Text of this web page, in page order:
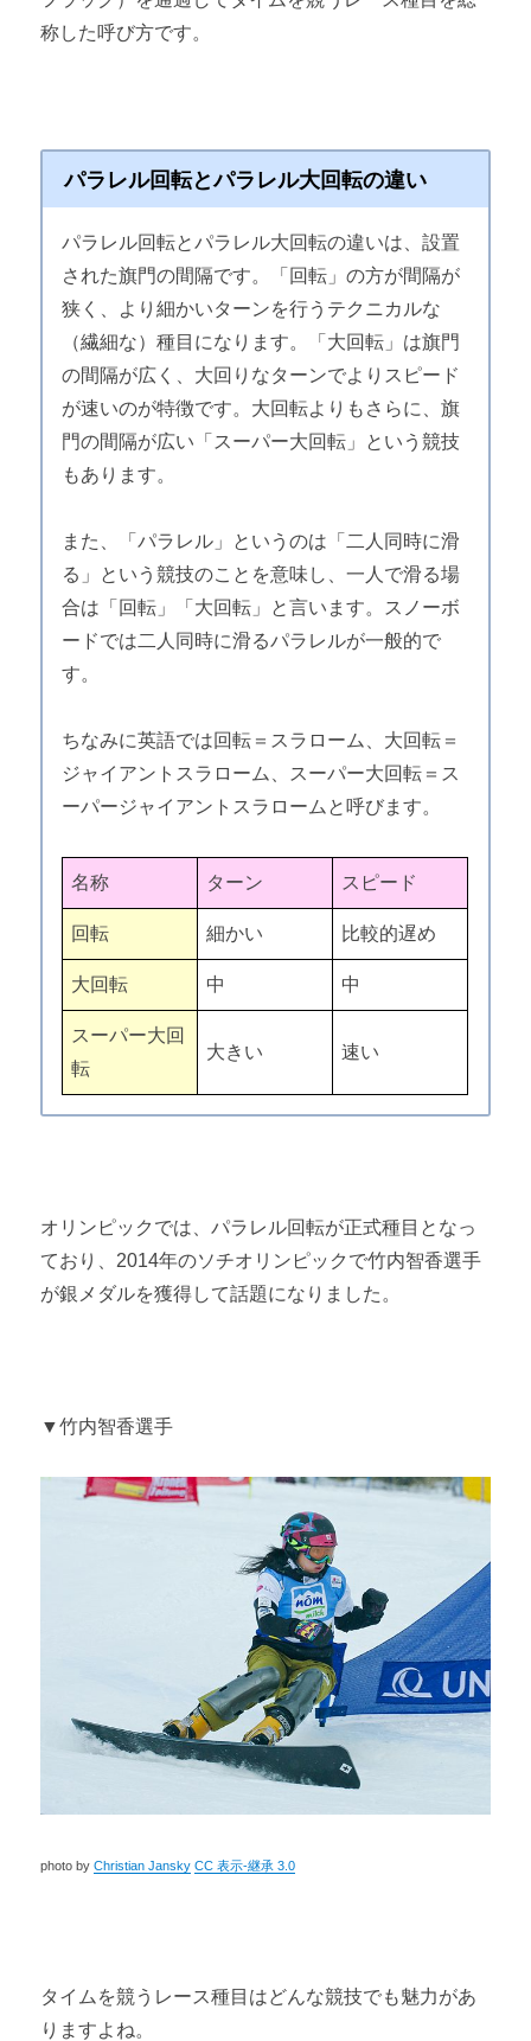
称した呼び方です。
パラレル回転とパラレル大回転の違い
パラレル回転とパラレル大回転の違いは、設置
された旗門の間隔です。「回転」の方が間隔が
狭く、より細かいターンを行うテクニカルな
（繊細な）種目になります。「大回転」は旗門
の間隔が広く、大回りなターンでよりスピード
が速いのが特徴です。大回転よりもさらに、旗
門の間隔が広い「スーパー大回転」という競技
もあります。
また、「パラレル」というのは「二人同時に滑
る」という競技のことを意味し、一人で滑る場
合は「回転」「大回転」と言います。スノーボ
ードでは二人同時に滑るパラレルが一般的で
す。
ちなみに英語では回転＝スラローム、大回転＝
ジャイアントスラローム、スーパー大回転＝ス
ーパージャイアントスラロームと呼びます。
名称 ターン スピード
回転 細かい 比較的遅め
大回転 中 中
スーパー大回
転
大きい 速い
オリンピックでは、パラレル回転が正式種目となっ
ており、2014年のソチオリンピックで竹内智香選手
が銀メダルを獲得して話題になりました。
▼竹内智香選手
photo byChristian Jansky CC 表示-継承 3.0
タイムを競うレース種目はどんな競技でも魅力があ
りますよね。